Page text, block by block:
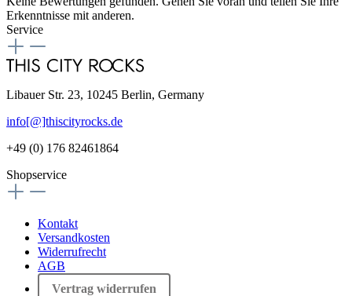
Erkenntnisse mit anderen.
Service
Libauer Str. 23, 10245 Berlin, Germany
info[@]thiscityrocks.de
+49 (0) 176 82461864
Shopservice
Kontakt
Versandkosten
Widerrufrecht
AGB
Vertrag widerrufen